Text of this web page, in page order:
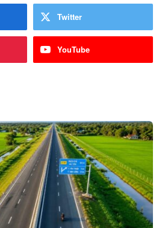
Twitter
YouTube